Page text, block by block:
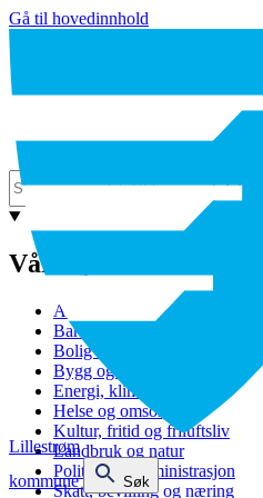
Gå til hovedinnhold
Lillestrøm
kommune
Søk
Våre tjenester
Avfall og gjenvinning
Barnehage
Bolig og sosiale tjenester
Bygg og eiendom
Energi, klima og miljø
Helse og omsorg
Kultur, fritid og friluftsliv
Landbruk og natur
Politikk og administrasjon
Skatt, bevilling og næring